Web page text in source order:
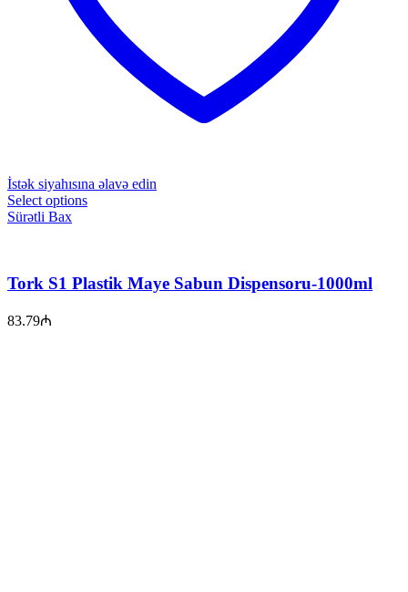
İstək siyahısına əlavə edin
Select options
Sürətli Bax
Tork S1 Plastik Maye Sabun Dispensoru-1000ml
83.79₼